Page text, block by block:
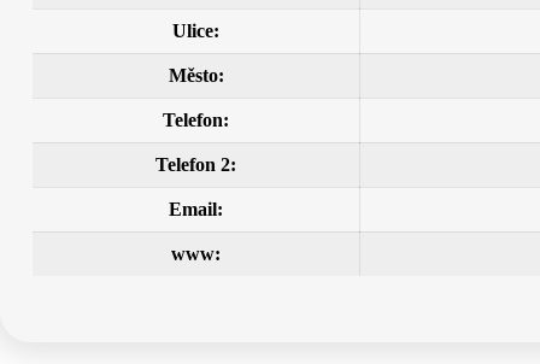
Ulice:
Město:
Telefon:
Telefon 2:
Email:
www: